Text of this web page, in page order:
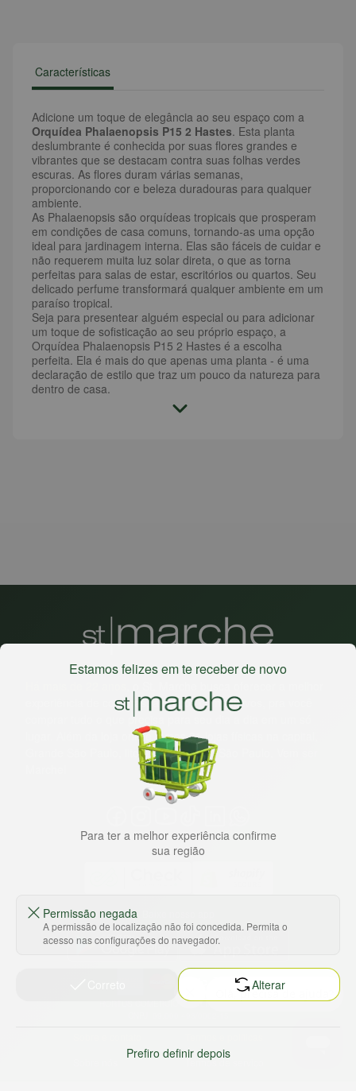
Características
Adicione um toque de elegância ao seu espaço com a
Orquídea Phalaenopsis P15 2 Hastes. Esta planta
deslumbrante é conhecida por suas flores grandes e
vibrantes que se destacam contra suas folhas verdes
escuras. As flores duram várias semanas,
proporcionando cor e beleza duradouras para qualquer
ambiente.
As Phalaenopsis são orquídeas tropicais que prosperam
em condições de casa comuns, tornando-as uma opção
ideal para jardinagem interna. Elas são fáceis de cuidar e
não requerem muita luz solar direta, o que as torna
perfeitas para salas de estar, escritórios ou quartos. Seu
delicado perfume transformará qualquer ambiente em um
paraíso tropical.
Seja para presentear alguém especial ou para adicionar
um toque de sofisticação ao seu próprio espaço, a
Orquídea Phalaenopsis P15 2 Hastes é a escolha
perfeita. Ela é mais do que apenas uma planta - é uma
declaração de estilo que traz um pouco da natureza para
dentro de casa.
experiência de compras, a preços competitivos, pra você
comprar tudo o que precisa para seu dia a dia em um só
lugar. Além da loja online temos 31 lojas físicas na capital,
Grande São Paulo, litoral e interior de São Paulo. Vem ser
HORTUS COMERCIO DE ALIMENTOS S.A
Termos de serviço
Estamos felizes em te receber de novo
Para ter a melhor experiência confirme
sua região
Permissão negada
A permissão de localização não foi concedida. Permita o
acesso nas configurações do navegador.
Alterar
Prefiro definir depois